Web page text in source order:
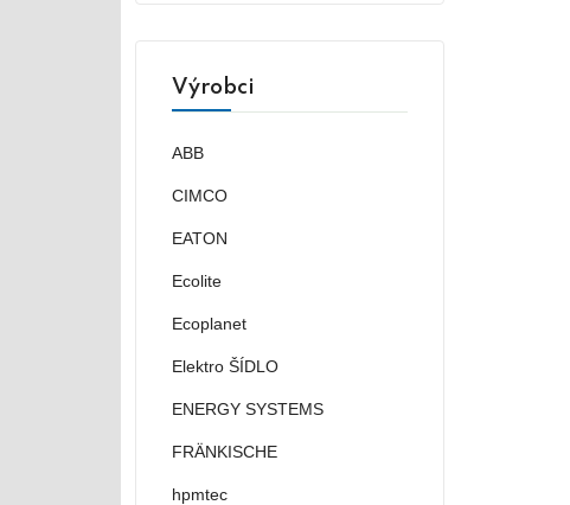
Výrobci
ABB
CIMCO
EATON
Ecolite
Ecoplanet
Elektro ŠÍDLO
ENERGY SYSTEMS
FRÄNKISCHE
hpmtec